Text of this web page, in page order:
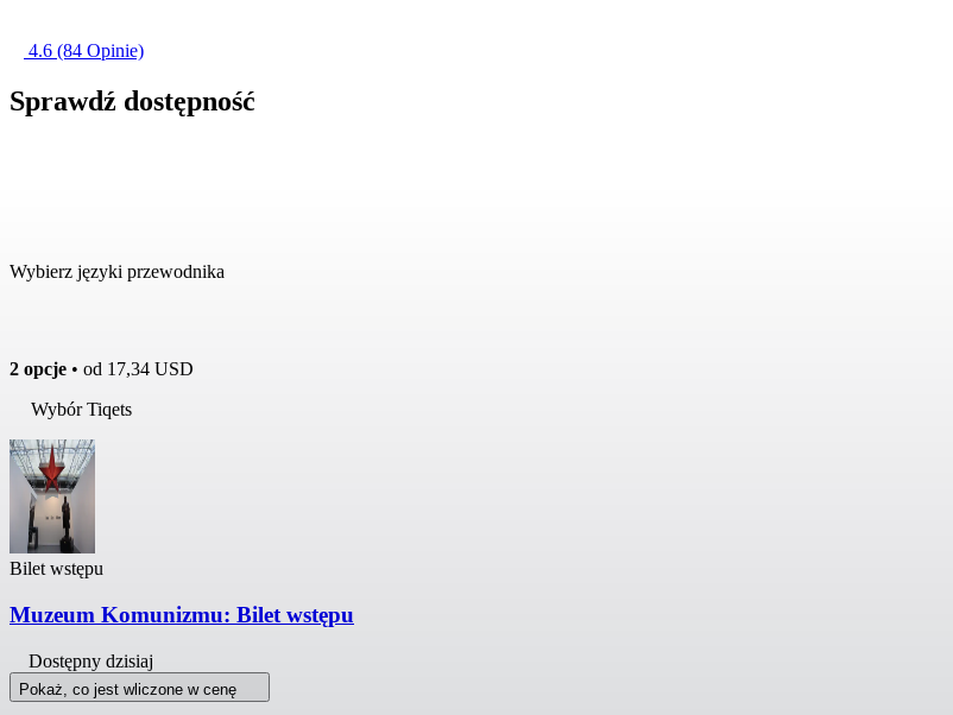
4.6 (84 Opinie)
Sprawdź dostępność
Wybierz języki przewodnika
2 opcje • od 17,34 USD
Wybór Tiqets
Bilet wstępu
Muzeum Komunizmu: Bilet wstępu
Dostępny dzisiaj
Pokaż, co jest wliczone w cenę